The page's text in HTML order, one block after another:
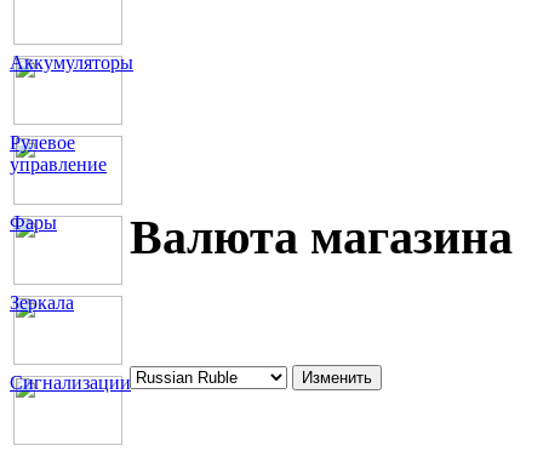
Аккумуляторы
Рулевое
управление
Фары
Зеркала
Сигнализации
Валюта магазина